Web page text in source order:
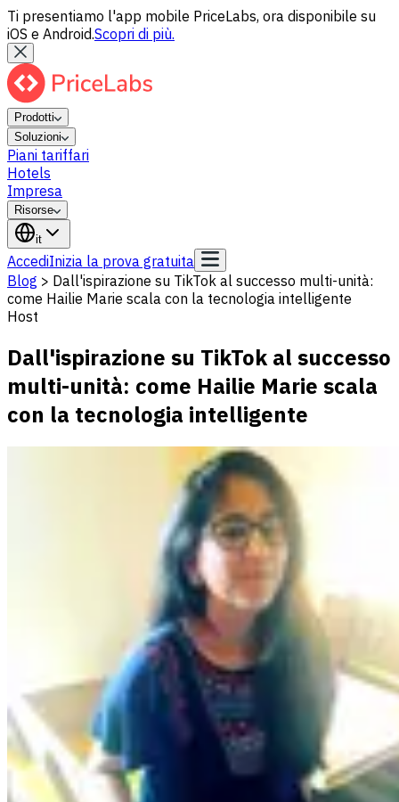
Ti presentiamo l'app mobile PriceLabs, ora disponibile su
iOS e Android.Scopri di più.
Prodotti
Soluzioni
Piani tariffari
Hotels
Impresa
Risorse
it
AccediInizia la prova gratuita
Blog > Dall'ispirazione su TikTok al successo multi-unità:
come Hailie Marie scala con la tecnologia intelligente
Host
Dall'ispirazione su TikTok al successo
multi-unità: come Hailie Marie scala
con la tecnologia intelligente